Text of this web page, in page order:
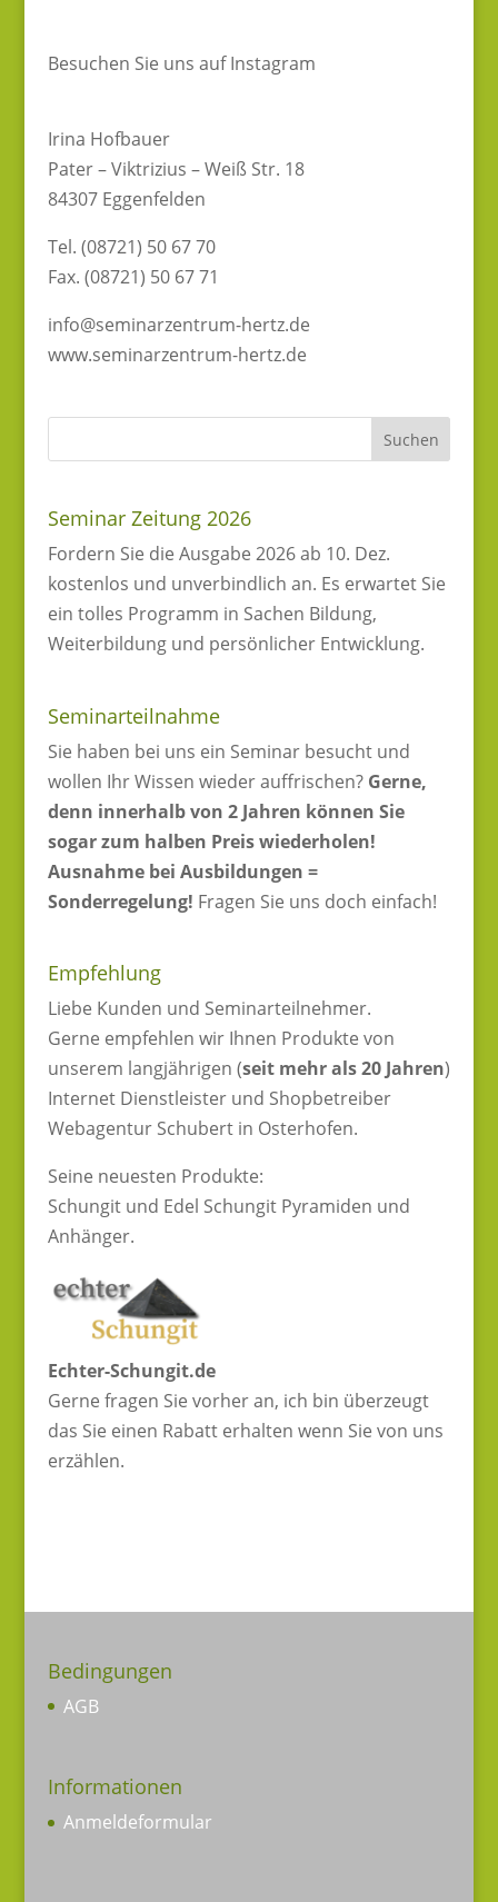
Besuchen Sie uns auf Instagram
Irina Hofbauer
Pater – Viktrizius – Weiß Str. 18
84307 Eggenfelden
Tel. (08721) 50 67 70
Fax. (08721) 50 67 71
info@seminarzentrum-hertz.de
www.seminarzentrum-hertz.de
Seminar Zeitung 2026
Fordern Sie die Ausgabe 2026 ab 10. Dez.
kostenlos und unverbindlich an. Es erwartet Sie
ein tolles Programm in Sachen Bildung,
Weiterbildung und persönlicher Entwicklung.
Seminarteilnahme
Sie haben bei uns ein Seminar besucht und
wollen Ihr Wissen wieder auffrischen? Gerne,
denn innerhalb von 2 Jahren können Sie
sogar zum halben Preis wiederholen!
Ausnahme bei Ausbildungen =
Sonderregelung! Fragen Sie uns doch einfach!
Empfehlung
Liebe Kunden und Seminarteilnehmer.
Gerne empfehlen wir Ihnen Produkte von
unserem langjährigen (seit mehr als 20 Jahren)
Internet Dienstleister und Shopbetreiber
Webagentur Schubert in Osterhofen.
Seine neuesten Produkte:
Schungit und Edel Schungit Pyramiden und
Anhänger.
Echter-Schungit.de
Gerne fragen Sie vorher an, ich bin überzeugt
das Sie einen Rabatt erhalten wenn Sie von uns
erzählen.
Bedingungen
AGB
Informationen
Anmeldeformular